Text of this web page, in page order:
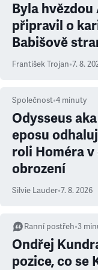
Byla hvězdou
připravil o
Babišově
František Trojan•7. 8.
Společnost•4 minuty
Odysseus
eposu
roli Homéra
obrození
Silvie Lauder•7. 8. 2026
Ranní postřeh•3
Ondřej
pozice, co se